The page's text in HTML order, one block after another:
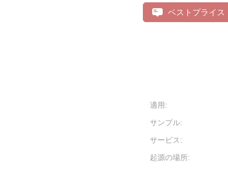
ベストプライス
適用:
サンプル:
サービス:
起源の場所: